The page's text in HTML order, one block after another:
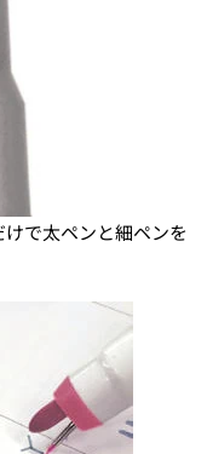
で太ペンと細ペンを